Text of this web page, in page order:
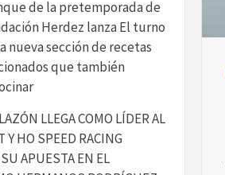
de la pretemporada de
Herdez lanza El turno
nueva sección de recetas
que también
LLEGA COMO LÍDER AL
Y HO SPEED RACING
APUESTA EN EL